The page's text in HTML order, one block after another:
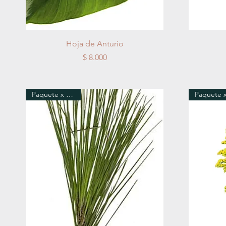
Vista rápida
Hoja de Anturio
Precio
$ 8.000
Paquete x 6 Tallos